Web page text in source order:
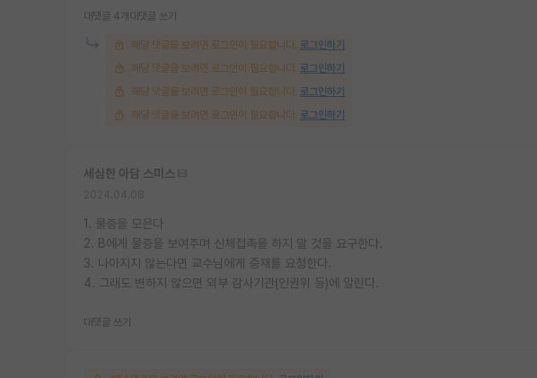
대댓글 4개 대댓글 쓰기
해당 댓글을 보려면 로그인이 필요합니다. 로그인하기
해당 댓글을 보려면 로그인이 필요합니다. 로그인하기
해당 댓글을 보려면 로그인이 필요합니다. 로그인하기
해당 댓글을 보려면 로그인이 필요합니다. 로그인하기
세심한 아담 스미스
1. 물증을 모은다
2. B에게 물증을 보여주며 신체접촉을 하지 말 것을 요구한다.
3. 나아지지 않는다면 교수님에게 중재를 요청한다.
4. 그래도 변하지 않으면 외부 감사기관(인권위 등)에 알린다.
대댓글 쓰기